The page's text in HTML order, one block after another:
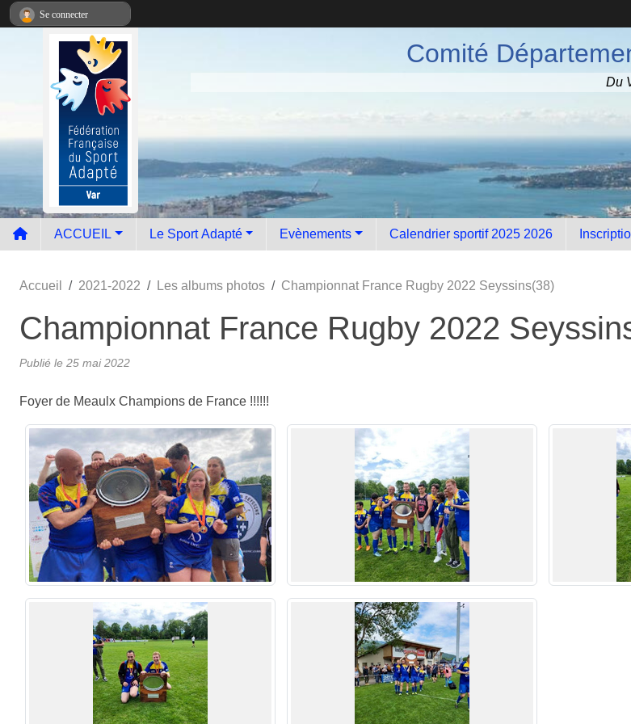
Comité
Du
ACCUEIL Le Sport Adapté Evènements Calendrier sportif 2025 2026
Accueil 2021-2022 Les albums photos Championnat France Rugby 2022 Seyssins(38)
Championnat France Rugby 2022
Publié le 25 mai 2022
Foyer de Meaulx Champions de France !!!!!!
Se connecter
Panneau de gestion des cookies